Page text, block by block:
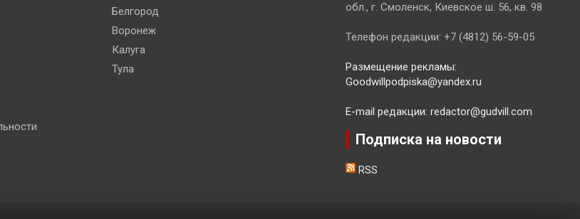
Белгород
Воронеж
Калуга
Тула
обл., г. Смоленск, Киевское ш. 56, кв. 98
Телефон редакции: +7 (4812) 56-59-05
Размещение рекламы:
Goodwillpodpiska@yandex.ru
E-mail редакции: redactor@gudvill.com
Подписка на новости
RSS